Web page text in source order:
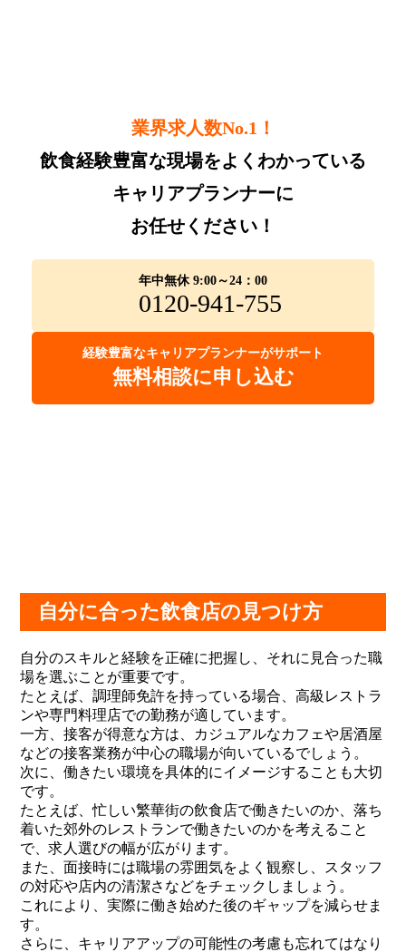
業界求人数No.1！
飲食経験豊富な現場をよくわかっている
キャリアプランナーに
お任せください！
年中無休 9:00～24：00
0120-941-755
経験豊富なキャリアプランナーがサポート
無料相談に申し込む
自分に合った飲食店の見つけ方
自分のスキルと経験を正確に把握し、それに見合った職
場を選ぶことが重要です。
たとえば、調理師免許を持っている場合、高級レストラ
ンや専門料理店での勤務が適しています。
一方、接客が得意な方は、カジュアルなカフェや居酒屋
などの接客業務が中心の職場が向いているでしょう。
次に、働きたい環境を具体的にイメージすることも大切
です。
たとえば、忙しい繁華街の飲食店で働きたいのか、落ち
着いた郊外のレストランで働きたいのかを考えること
で、求人選びの幅が広がります。
また、面接時には職場の雰囲気をよく観察し、スタッフ
の対応や店内の清潔さなどをチェックしましょう。
これにより、実際に働き始めた後のギャップを減らせま
す。
さらに、キャリアアップの可能性の考慮も忘れてはなり